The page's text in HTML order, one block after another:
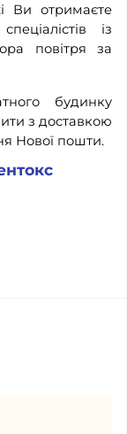
Ви отримаєте
із
повітря за
будинку
з доставкою
Нової пошти.